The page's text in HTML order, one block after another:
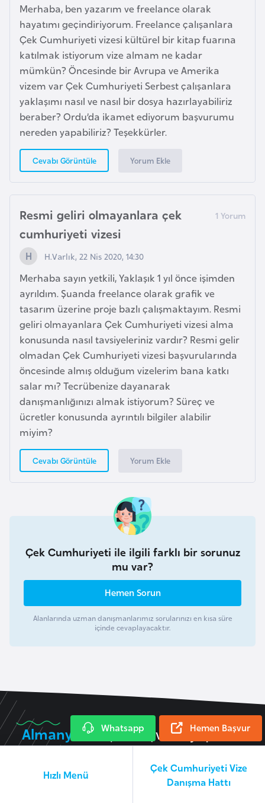
Merhaba, ben yazarım ve freelance olarak
hayatımı geçindiriyorum. Freelance çalışanlara
Çek Cumhuriyeti vizesi kültürel bir kitap fuarına
katılmak istiyorum vize almam ne kadar
mümkün? Öncesinde bir Avrupa ve Amerika
vizem var Çek Cumhuriyeti Serbest çalışanlara
yaklaşımı nasıl ve nasıl bir dosya hazırlayabiliriz
beraber? Ordu’da ikamet ediyorum başvurumu
nereden yapabiliriz? Teşekkürler.
Cevabı Görüntüle Yorum Ekle
Resmi geliri olmayanlara çek
cumhuriyeti vizesi
H.Varlık, 22 Nis 2020, 14:30
Merhaba sayın yetkili, Yaklaşık 1 yıl önce işimden
ayrıldım. Şuanda freelance olarak grafik ve
tasarım üzerine proje bazlı çalışmaktayım. Resmi
geliri olmayanlara Çek Cumhuriyeti vizesi alma
konusunda nasıl tavsiyeleriniz vardır? Resmi gelir
olmadan Çek Cumhuriyeti vizesi başvurularında
öncesinde almış olduğum vizelerim bana katkı
salar mı? Tecrübenize dayanarak
danışmanlığınızı almak istiyorum? Süreç ve
ücretler konusunda ayrıntılı bilgiler alabilir
miyim?
Cevabı Görüntüle Yorum Ekle
Çek Cumhuriyeti ile ilgili farklı bir sorunuz
mu var?
Hemen Sorun
Alanlarında uzman danışmanlarımız sorularınızı en kısa süre
içinde cevaplayacaktır.
Hızlı Menü
Çek Cumhuriyeti Vize
Danışma Hattı
Almanya
için başvuru yapmak
b
y
a
L
i
h
t
ş
y
n
L
i
t
v
a
n
y
a
L
ü
e
a
t
a
n
Hemen Başvur
Whatsapp